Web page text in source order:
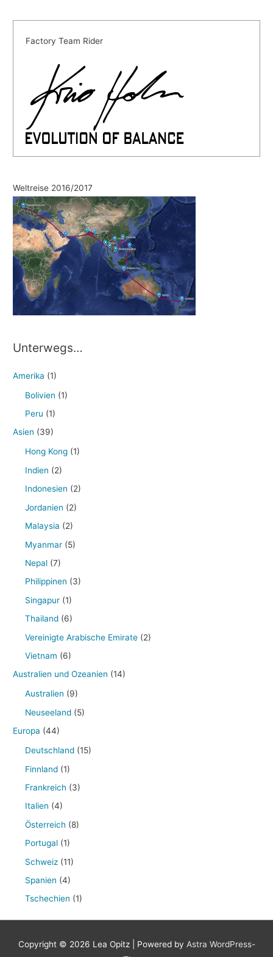
Factory Team Rider
Weltreise 2016/2017
Unterwegs…
Amerika (1)
Bolivien (1)
Peru (1)
Asien (39)
Hong Kong (1)
Indien (2)
Indonesien (2)
Jordanien (2)
Malaysia (2)
Myanmar (5)
Nepal (7)
Philippinen (3)
Singapur (1)
Thailand (6)
Vereinigte Arabische Emirate (2)
Vietnam (6)
Australien und Ozeanien (14)
Australien (9)
Neuseeland (5)
Europa (44)
Deutschland (15)
Finnland (1)
Frankreich (3)
Italien (4)
Österreich (8)
Portugal (1)
Schweiz (11)
Spanien (4)
Tschechien (1)
Copyright © 2026 Lea Opitz| Powered by Astra WordPress-